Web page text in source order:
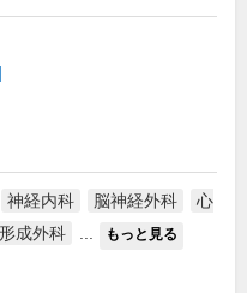
神経内科 脳神経外科
心
形成外科 もっと見る